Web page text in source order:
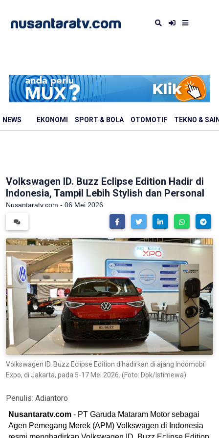
NEWS EKONOMI SPORT & BOLA OTOMOTIF TEKNO &
Volkswagen ID. Buzz Eclipse Edition Hadir di
Indonesia, Tampil Lebih Stylish dan Personal
Nusantaratv.com - 06 Mei 2026
Volkswagen ID. Buzz Eclipse Edition dihadirkan di ajang Indomobil
Expo, di Jakarta, pada 5-17 Mei 2026. (Foto: Dok/Istimewa)
Penulis: Adiantoro
Nusantaratv.com - PT Garuda Mataram Motor sebagai
Agen Pemegang Merek (APM) Volkswagen di Indonesia